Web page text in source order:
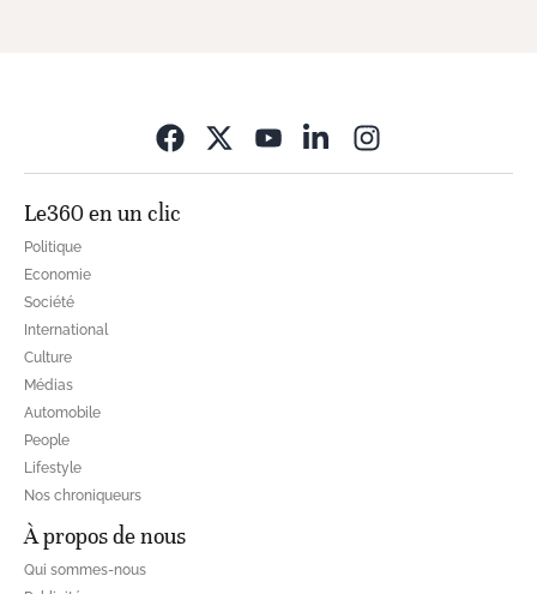
Le360 en un clic
Politique
Economie
Société
International
Culture
Médias
Automobile
People
Lifestyle
Nos chroniqueurs
À propos de nous
Qui sommes-nous